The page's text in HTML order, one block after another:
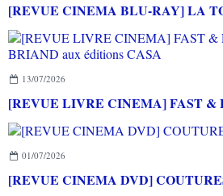
[REVUE CINEMA BLU-RAY] LA
13/07/2026
01/07/2026
[REVUE CINEMA DVD]